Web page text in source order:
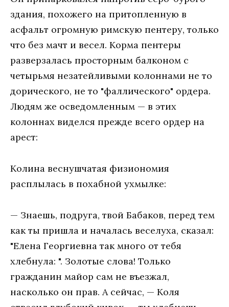
здания, похожего на притопленную в
асфальт огромную римскую пентеру, только
что без мачт и весел. Корма пентеры
разверзалась просторным балконом с
четырьмя незатейливыми колоннами не то
дорического, не то "фаллического" ордера.
Людям же осведомленным — в этих
колоннах виделся прежде всего ордер на
арест:
Колина веснушчатая физиономия
расплылась в похабной ухмылке:
— Знаешь, подруга, твой Бабаков, перед тем
как ты пришла и началась веселуха, сказал:
"Елена Георгиевна так много от тебя
хлебнула: ". Золотые слова! Только
гражданин майор сам не въезжал,
насколько он прав. А сейчас, — Коля